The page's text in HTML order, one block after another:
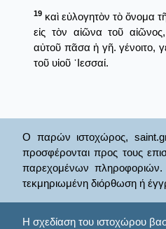
19 καὶ εὐλογητὸν τὸ ὄνομα
εἰς τὸν αἰῶνα τοῦ
αὐτοῦ πᾶσα ἡ γῆ. γένοιτο,
τοῦ υἱοῦ ᾿Ιεσσαί.
Ο παρών ιστοχώρος, saint.gr,
προσφέρονται προς τους
παρεχομένων
τεκμηριωμένη διόρθωση ή
Η σχεδίαση του ιστοχώρου